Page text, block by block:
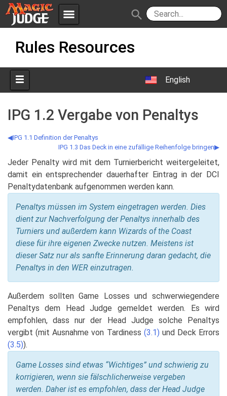
menu
Apps
Forum
Judges
Policies IPG
JAR
search
Rules Resources
English
IPG 1.2 Vergabe von Penaltys
IPG 1.1 Definition der Penaltys
IPG 1.3 Das Deck in eine zufällige Reihenfolge bringen
Jeder Penalty wird mit dem Turnierbericht weitergeleitet,
damit ein entsprechender dauerhafter Eintrag in der DCI
Penaltydatenbank aufgenommen werden kann.
Penaltys müssen im System eingetragen werden. Dies
dient zur Nachverfolgung der Penaltys innerhalb des
Turniers und außerdem kann Wizards of the Coast
diese für ihre eigenen Zwecke nutzen. Meistens ist
dieser Satz nur als sanfte Erinnerung daran gedacht, die
Penaltys in den WER einzutragen.
Außerdem sollten Game Losses und schwerwiegendere
Penaltys dem Head Judge gemeldet werden. Es wird
empfohlen, dass nur der Head Judge solche Penaltys
vergibt (mit Ausnahme von Tardiness (3.1) und Deck Errors
(3.5)).
Game Losses sind etwas “Wichtiges” und schwierig zu
korrigieren, wenn sie fälschlicherweise vergeben
werden. Daher ist es empfohlen, dass der Head Judge